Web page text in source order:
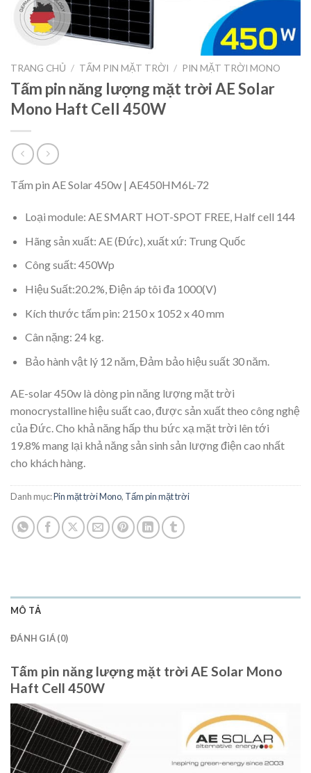
TRANG CHỦ / TẤM PIN MẶT TRỜI / PIN MẶT TRỜI MONO
Tấm pin năng lượng mặt trời AE Solar
Mono Haft Cell 450W
Tấm pin AE Solar 450w | AE450HM6L-72
Loại module: AE SMART HOT-SPOT FREE, Half cell 144
Hãng sản xuất: AE (Đức), xuất xứ: Trung Quốc
Công suất: 450Wp
Hiệu Suất:20.2%, Điện áp tôi đa 1000(V)
Kích thước tấm pin: 2150 x 1052 x 40 mm
Cân nặng: 24 kg.
Bảo hành vật lý 12 năm, Đảm bảo hiệu suất 30 năm.
AE-solar 450w là dòng pin năng lượng mặt trời
monocrystalline hiệu suất cao, được sản xuất theo công nghệ
của Đức. Cho khả năng hấp thu bức xạ mặt trời lên tới
19.8% mang lại khả năng sản sinh sản lượng điện cao nhất
cho khách hàng.
Danh mục:Pin mặt trời Mono, Tấm pin mặt trời
MÔ TẢ
ĐÁNH GIÁ (0)
Tấm pin năng lượng mặt trời AE Solar Mono
Haft Cell 450W